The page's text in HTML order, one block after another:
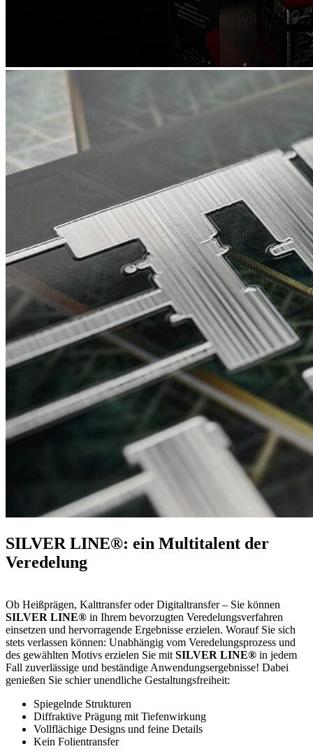
SILVER LINE®: ein Multitalent der
Veredelung
Ob Heißprägen, Kalttransfer oder Digitaltransfer – Sie können
SILVER LINE® in Ihrem bevorzugten Veredelungsverfahren
einsetzen und hervorragende Ergebnisse erzielen. Worauf Sie sich
stets verlassen können: Unabhängig vom Veredelungsprozess und
des gewählten Motivs erzielen Sie mit SILVER LINE® in jedem
Fall zuverlässige und beständige Anwendungsergebnisse! Dabei
genießen Sie schier unendliche Gestaltungsfreiheit:
Spiegelnde Strukturen
Diffraktive Prägung mit Tiefenwirkung
Vollflächige Designs und feine Details
Kein Folientransfer